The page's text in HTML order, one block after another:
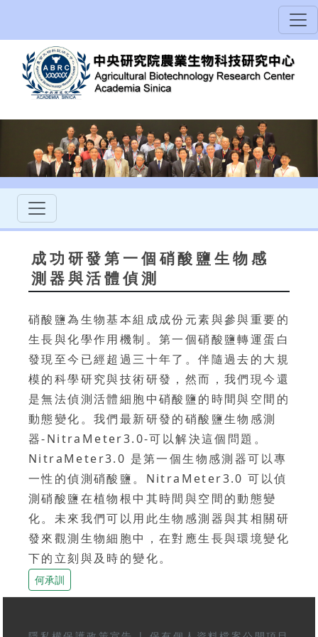
成功研發第一個硝酸鹽生物感
測器與活體偵測
硝酸鹽為生物基本組成成份元素與參與重要的
生長與化學作用機制。第一個硝酸鹽轉運蛋白
發現至今已經超過三十年了。伴隨過去的大規
模的科學研究與技術研發，然而，我們現今還
是無法偵測活體細胞中硝酸鹽的時間與空間的
動態變化。我們最新研發的硝酸鹽生物感測
器-NitraMeter3.0-可以解決這個問題。
NitraMeter3.0 是第一個生物感測器可以專
一性的偵測硝酸鹽。NitraMeter3.0 可以偵
測硝酸鹽在植物根中其時間與空間的動態變
化。未來我們可以用此生物感測器與其相關研
發來觀測生物細胞中，在對應生長與環境變化
下的立刻與及時的變化。
何承訓